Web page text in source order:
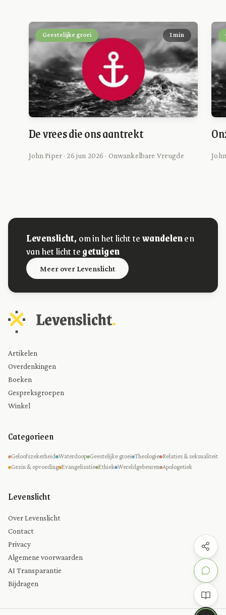
Geestelijke groei 1 min
De vrees die ons aantrekt
John Piper · 26 jun 2026 · Onwankelbare Vreugde
Levenslicht, om in het licht tewandelenen
van het licht tegetuigen
Meer over Levenslicht
Artikelen
Overdenkingen
Boeken
Gespreksgroepen
Winkel
Categorieen
Geloofszekerheid Waterdoop Geestelijke groei Theologie Relaties & seksualiteit
Gezin & opvoeding Evangelisatie Ethiek Wereldgebeuren Apologetiek
Levenslicht
Over Levenslicht
Contact
Privacy
Algemene voorwaarden
AI Transparantie
Bijdragen